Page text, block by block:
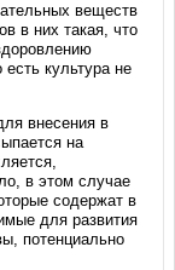
веществ
в них такая, что
культура не
внесения в
на
в этом случае
содержат в
для развития
потенциально